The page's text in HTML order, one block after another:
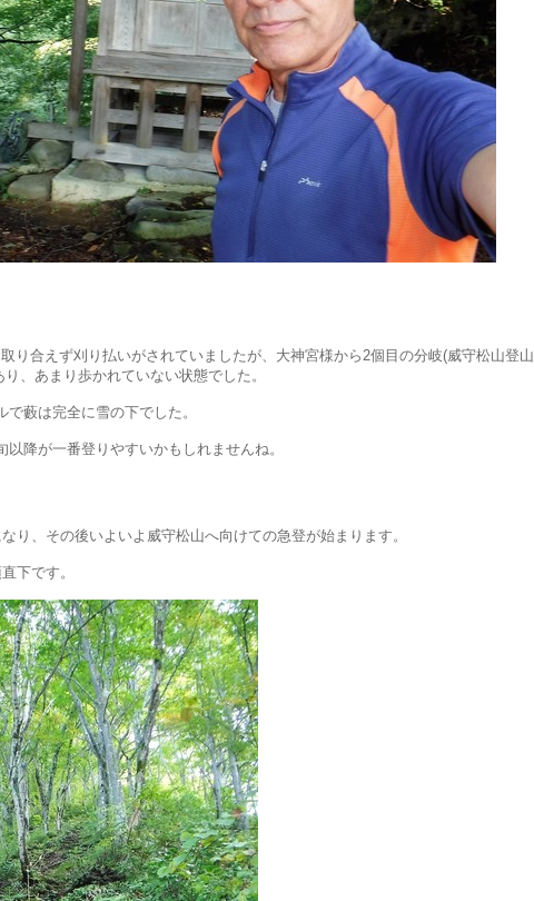
り合えず刈り払いがされていましたが、大神宮様から2個目の分岐(威守松山登山
、あまり歩かれていない状態でした。
藪は完全に雪の下でした。
降が一番登りやすいかもしれませんね。
り、その後いよいよ威守松山へ向けての急登が始まります。
下です。